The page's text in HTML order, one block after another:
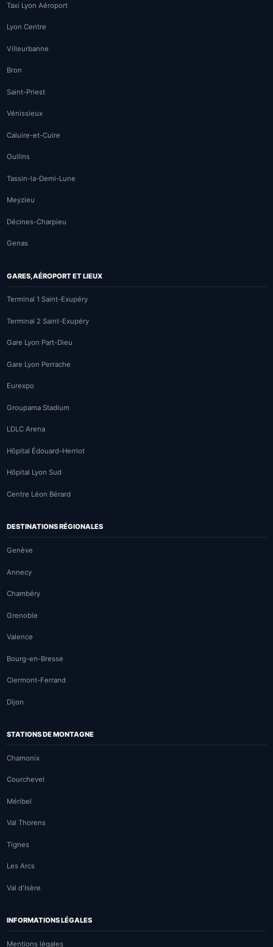
Taxi Lyon Aéroport
Lyon Centre
Villeurbanne
Bron
Saint-Priest
Vénissieux
Caluire-et-Cuire
Oullins
Tassin-la-Demi-Lune
Meyzieu
Décines-Charpieu
Genas
GARES, AÉROPORT ET LIEUX
Terminal 1 Saint-Exupéry
Terminal 2 Saint-Exupéry
Gare Lyon Part-Dieu
Gare Lyon Perrache
Eurexpo
Groupama Stadium
LDLC Arena
Hôpital Édouard-Herriot
Hôpital Lyon Sud
Centre Léon Bérard
DESTINATIONS RÉGIONALES
Genève
Annecy
Chambéry
Grenoble
Valence
Bourg-en-Bresse
Clermont-Ferrand
Dijon
STATIONS DE MONTAGNE
Chamonix
Courchevel
Méribel
Val Thorens
Tignes
Les Arcs
Val d'Isère
INFORMATIONS LÉGALES
Mentions légales